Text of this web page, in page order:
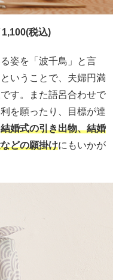
1,100(税込)
姿を「波千鳥」と言
いうことで、夫婦円満
す。また語呂合わせで
を願ったり、目標が達
結婚式の引き出物、結婚
どの願掛けにもいかが